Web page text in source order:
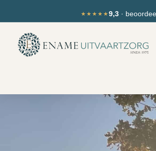
inhoud
naar
inhoud
★★★★★9,3·